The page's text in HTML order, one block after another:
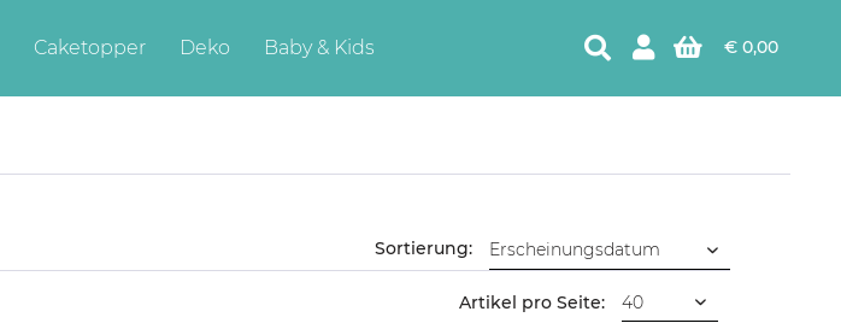
Caketopper Deko Baby & Kids € 0,00
Sortierung:
Artikel pro Seite: